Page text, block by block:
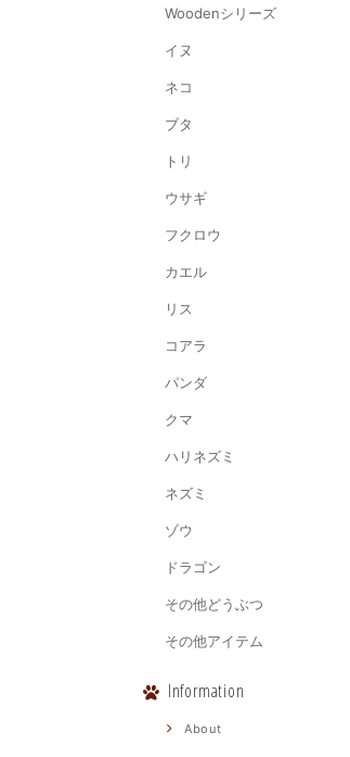
Woodenシリーズ
イヌ
ネコ
ブタ
トリ
ウサギ
フクロウ
カエル
リス
コアラ
パンダ
クマ
ハリネズミ
ネズミ
ゾウ
ドラゴン
その他どうぶつ
その他アイテム
Information
About